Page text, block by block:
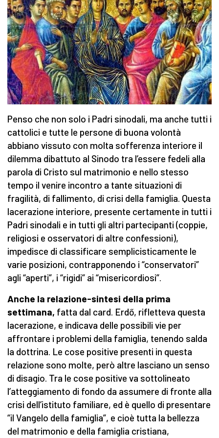
Penso che non solo i Padri sinodali, ma anche tutti i
cattolici e tutte le persone di buona volontà
abbiano vissuto con molta sofferenza interiore il
dilemma dibattuto al Sinodo tra l’essere fedeli alla
parola di Cristo sul matrimonio e nello stesso
tempo il venire incontro a tante situazioni di
fragilità, di fallimento, di crisi della famiglia. Questa
lacerazione interiore, presente certamente in tutti i
Padri sinodali e in tutti gli altri partecipanti (coppie,
religiosi e osservatori di altre confessioni),
impedisce di classificare semplicisticamente le
varie posizioni, contrapponendo i “conservatori”
agli “aperti”, i “rigidi” ai “misericordiosi”.
Anche la relazione-sintesi della prima
settimana, fatta dal card. Erdő, rifletteva questa
lacerazione, e indicava delle possibili vie per
affrontare i problemi della famiglia, tenendo salda
la dottrina. Le cose positive presenti in questa
relazione sono molte, però altre lasciano un senso
di disagio. Tra le cose positive va sottolineato
l’atteggiamento di fondo da assumere di fronte alla
crisi dell’istituto familiare, ed è quello di presentare
“il Vangelo della famiglia”, e cioè tutta la bellezza
del matrimonio e della famiglia cristiana,